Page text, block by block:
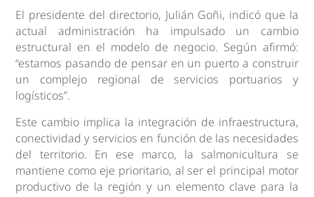
El presidente del directorio, Julián Goñi, indicó que la
actual administración ha impulsado un cambio
estructural en el modelo de negocio. Según afirmó:
“estamos pasando de pensar en un puerto a construir
un complejo regional de servicios portuarios y
logísticos”.
Este cambio implica la integración de infraestructura,
conectividad y servicios en función de las necesidades
del territorio. En ese marco, la salmonicultura se
mantiene como eje prioritario, al ser el principal motor
productivo de la región y un elemento clave para la